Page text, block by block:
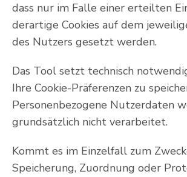
dass nur im Falle einer erteilten
derartige Cookies auf dem
des Nutzers gesetzt werden.
Das Tool setzt technisch
Ihre Cookie-Präferenzen zu
Personenbezogene Nutzerdaten
grundsätzlich nicht verarbeitet.
Kommt es im Einzelfall zum
Speicherung, Zuordnung oder